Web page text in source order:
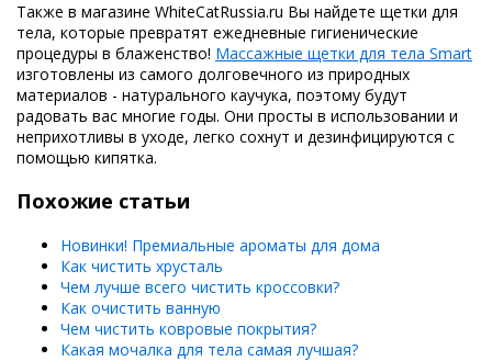
Также в магазине WhiteCatRussia.ru Вы найдете щетки для
тела, которые превратят ежедневные гигиенические
процедуры в блаженство! Массажные щетки для тела Smart
изготовлены из самого долговечного из природных
материалов - натурального каучука, поэтому будут
радовать вас многие годы. Они просты в использовании и
неприхотливы в уходе, легко сохнут и дезинфицируются с
помощью кипятка.
Похожие статьи
Новинки! Премиальные ароматы для дома
Как чистить хрусталь
Чем лучше всего чистить кроссовки?
Как очистить ванную
Чем чистить ковровые покрытия?
Какая мочалка для тела самая лучшая?